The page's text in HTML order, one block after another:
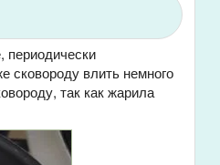
периодически
сковороду влить немного
так как жарила